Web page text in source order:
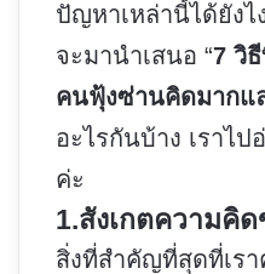
ปัญหาเหล่านี้ได้ยังไ
จะมานำเสนอ “7 วิ
คนฟุ้งซ่านคิดมากแ
อะไรกันบ้าง เราไ
ค่ะ
1.สังเกตความคิด
สิ่งที่สำคัญที่สุดที่เร